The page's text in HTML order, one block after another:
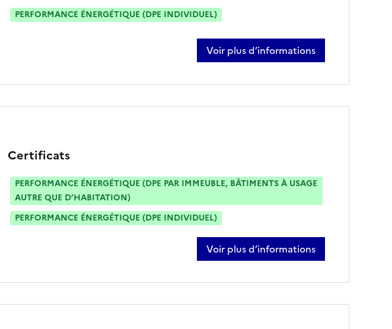
PERFORMANCE ÉNERGÉTIQUE (DPE INDIVIDUEL)
Voir plus d’informations
sur kamilia ait yala
Certificats
PERFORMANCE ÉNERGÉTIQUE (DPE PAR IMMEUBLE, BÂTIMENTS À USAGE
AUTRE QUE D’HABITATION)
PERFORMANCE ÉNERGÉTIQUE (DPE INDIVIDUEL)
Voir plus d’informations
sur burak donmez